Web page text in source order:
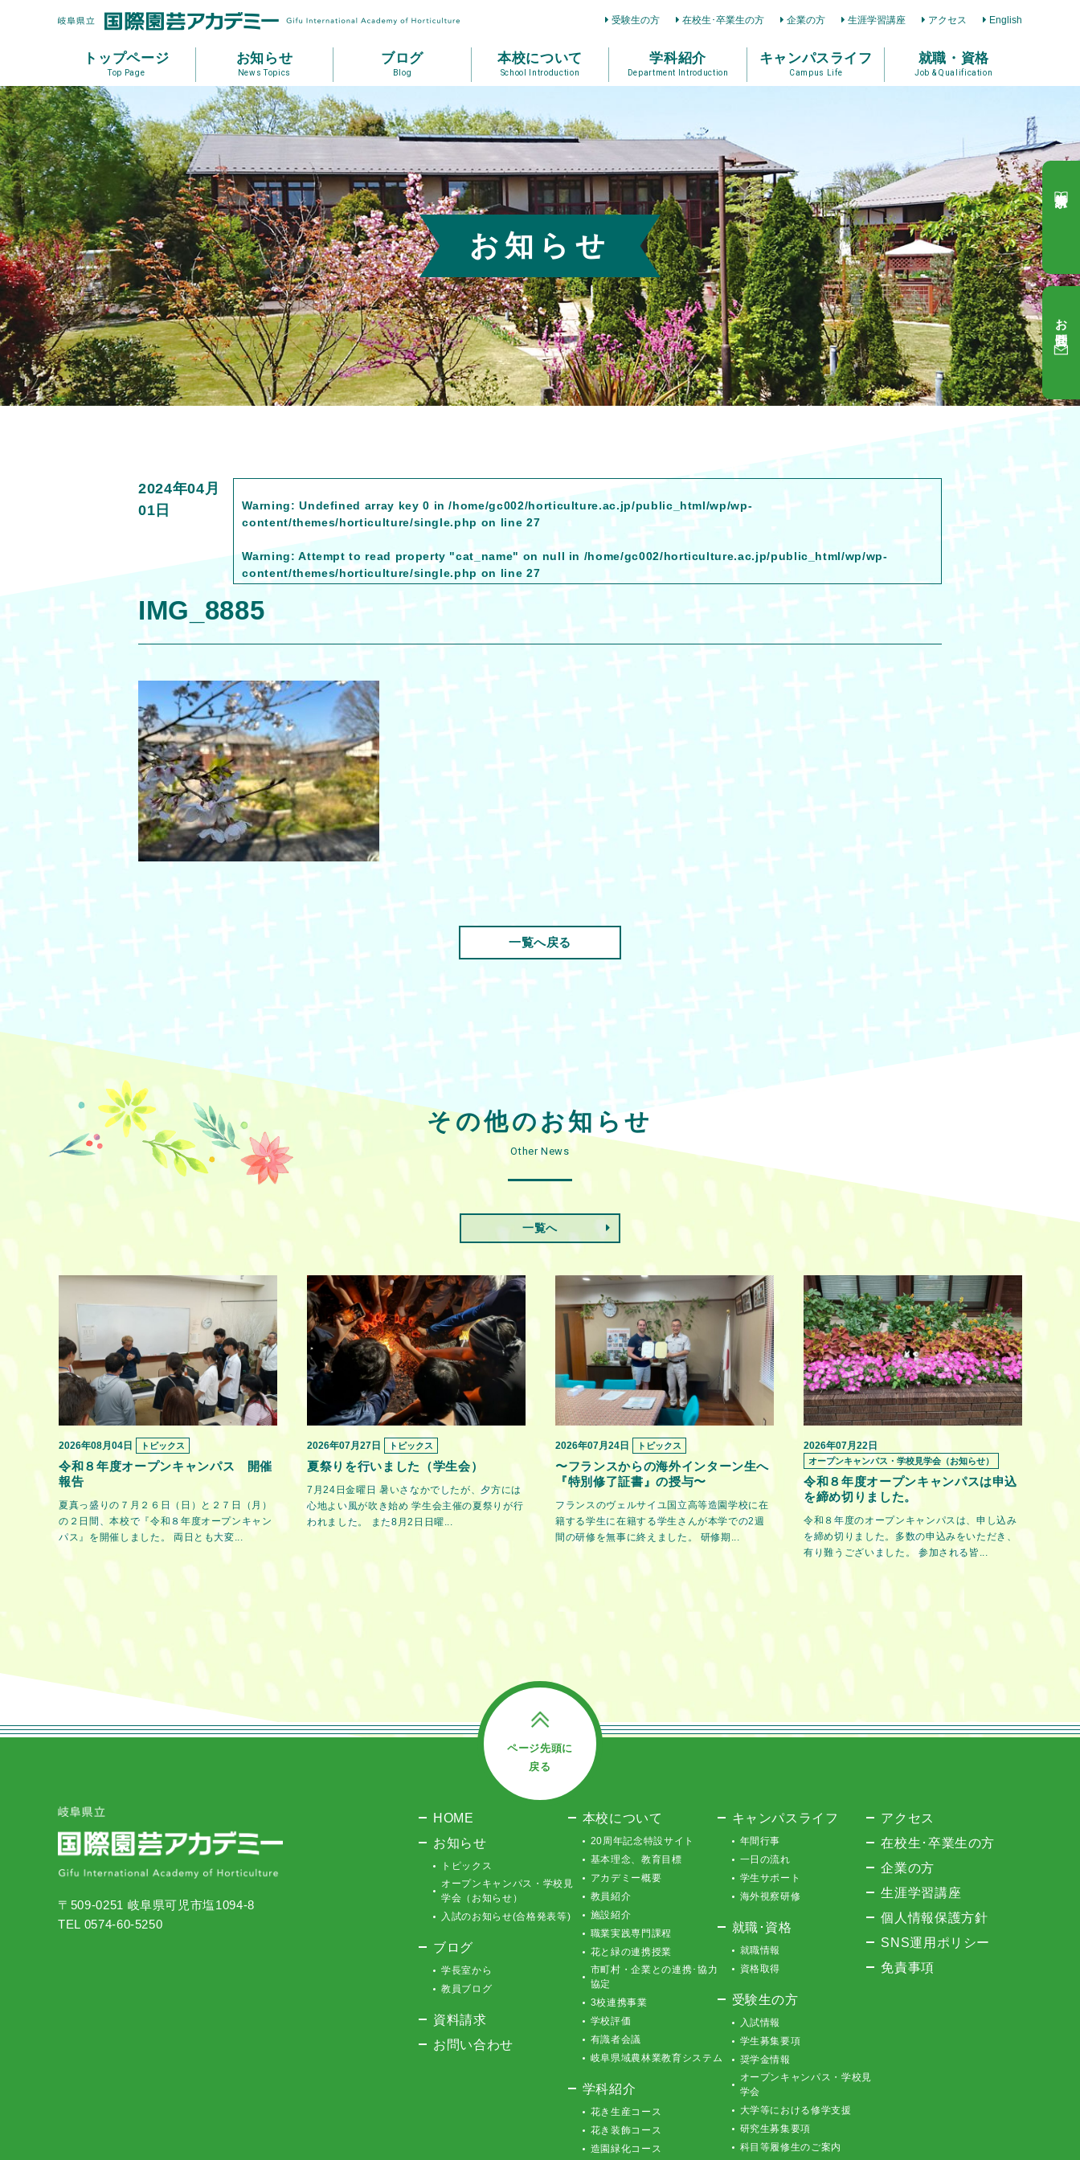
受験生の方 在校生･卒業生の方 企業の方 生涯学習講座 アクセス English
トップページ
Top Page
お知らせ
News Topics
ブログ
Blog
本校について
School Introduction
学科紹介
Department Introduction
キャンパスライフ
Campus Life
就職・資格
Job & Qualification
お知らせ
2024年04月
01日
Warning: Undefined array key 0 in/home/gc002/horticulture.ac.jp/public_html/wp/wp-
content/themes/horticulture/single.php on line 27
Warning: Attempt to read property "cat_name" on null in /home/gc002/horticulture.ac.jp/public_html/wp/wp-
content/themes/horticulture/single.php on line 27
IMG_8885
一覧へ戻る
その他のお知らせ
Other News
一覧へ
2026年08月04日 トピックス
令和８年度オープンキャンパス 開催
報告
夏真っ盛りの７月２６日（日）と２７日（月）
の２日間、本校で『令和８年度オープンキャン
パス』を開催しました。 両日とも大変...
2026年07月27日 トピックス
夏祭りを行いました（学生会）
7月24日金曜日 暑いさなかでしたが、夕方には
心地よい風が吹き始め 学生会主催の夏祭りが行
われました。 また8月2日日曜...
2026年07月24日 トピックス
〜フランスからの海外インターン生へ
『特別修了証書』の授与〜
フランスのヴェルサイユ国立高等造園学校に在
籍する学生に在籍する学生さんが本学での2週
間の研修を無事に終えました。 研修期...
2026年07月22日
オープンキャンパス・学校見学会（お知らせ）
令和８年度オープンキャンパスは申込
を締め切りました。
令和８年度のオープンキャンパスは、申し込み
を締め切りました。多数の申込みをいただき、
有り難うございました。 参加される皆...
ページ先頭に
戻る
〒509-0251 岐阜県可児市塩1094-8
TEL 0574-60-5250
HOME
お知らせ
トピックス
オープンキャンパス・学校見
学会（お知らせ）
入試のお知らせ(合格発表等)
ブログ
学長室から
教員ブログ
資料請求
お問い合わせ
本校について
20周年記念特設サイト
基本理念、教育目標
アカデミー概要
教員紹介
施設紹介
職業実践専門課程
花と緑の連携授業
市町村・企業との連携･協力
協定
3校連携事業
学校評価
有識者会議
岐阜県域農林業教育システム
学科紹介
花き生産コース
花き装飾コース
造園緑化コース
キャンパスライフ
年間行事
一日の流れ
学生サポート
海外視察研修
就職･資格
就職情報
資格取得
受験生の方
入試情報
学生募集要項
奨学金情報
オープンキャンパス・学校見
学会
大学等における修学支援
研究生募集要項
科目等履修生のご案内
アクセス
在校生･卒業生の方
企業の方
生涯学習講座
個人情報保護方針
SNS運用ポリシー
免責事項
お問合せ